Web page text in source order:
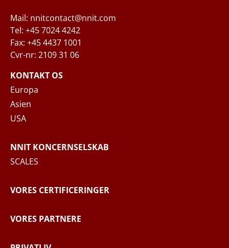
Når du indsender din forespørgsel til NNIT
via kontaktformularen, behandler NNIT de
overensstemmelse med
hvor du kan læse mere om dine rettigheder
SEND BESKED
Mail: nnitcontact@nnit.com
Tel: +45 7024 4242
Fax: +45 4437 1001
Cvr-nr: 2109 31 06
KONTAKT OS
Europa
Asien
USA
NNIT KONCERNSELSKAB
SCALES
VORES CERTIFICERINGER
VORES PARTNERE